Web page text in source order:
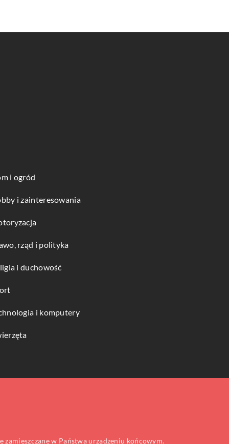
i ogród
i zainteresowania
rząd i polityka
i duchowość
i komputery
w Państwa urządzeniu końcowym.